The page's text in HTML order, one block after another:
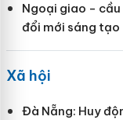
Ngoại giao - cầu
đổi mới sáng tạo
Xã hội
Đà Nẵng: Huy